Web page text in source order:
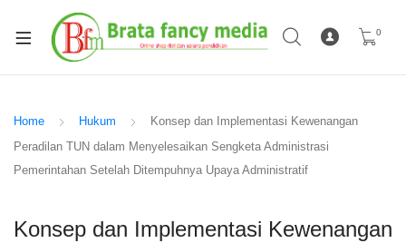
0
Home Hukum
Konsep dan Implementasi Kewenangan
Peradilan TUN dalam Menyelesaikan Sengketa Administrasi
Pemerintahan Setelah Ditempuhnya Upaya Administratif
Konsep dan Implementasi Kewenangan